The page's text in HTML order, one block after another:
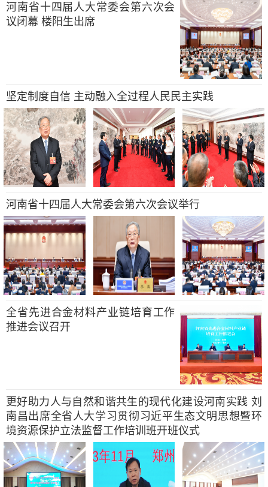
河南省十四届人大常委会第六次会
议闭幕 楼阳生出席
坚定制度自信 主动融入全过程人民民主实践
河南省十四届人大常委会第六次会议举行
全省先进合金材料产业链培育工作
推进会议召开
更好助力人与自然和谐共生的现代化建设河南实践 刘
南昌出席全省人大学习贯彻习近平生态文明思想暨环
境资源保护立法监督工作培训班开班仪式